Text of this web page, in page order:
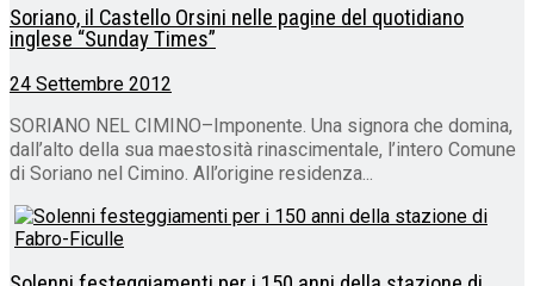
Soriano, il Castello Orsini nelle pagine del quotidiano
inglese “Sunday Times”
24 Settembre 2012
SORIANO NEL CIMINO–Imponente. Una signora che domina,
dall’alto della sua maestosità rinascimentale, l’intero Comune
di Soriano nel Cimino. All’origine residenza...